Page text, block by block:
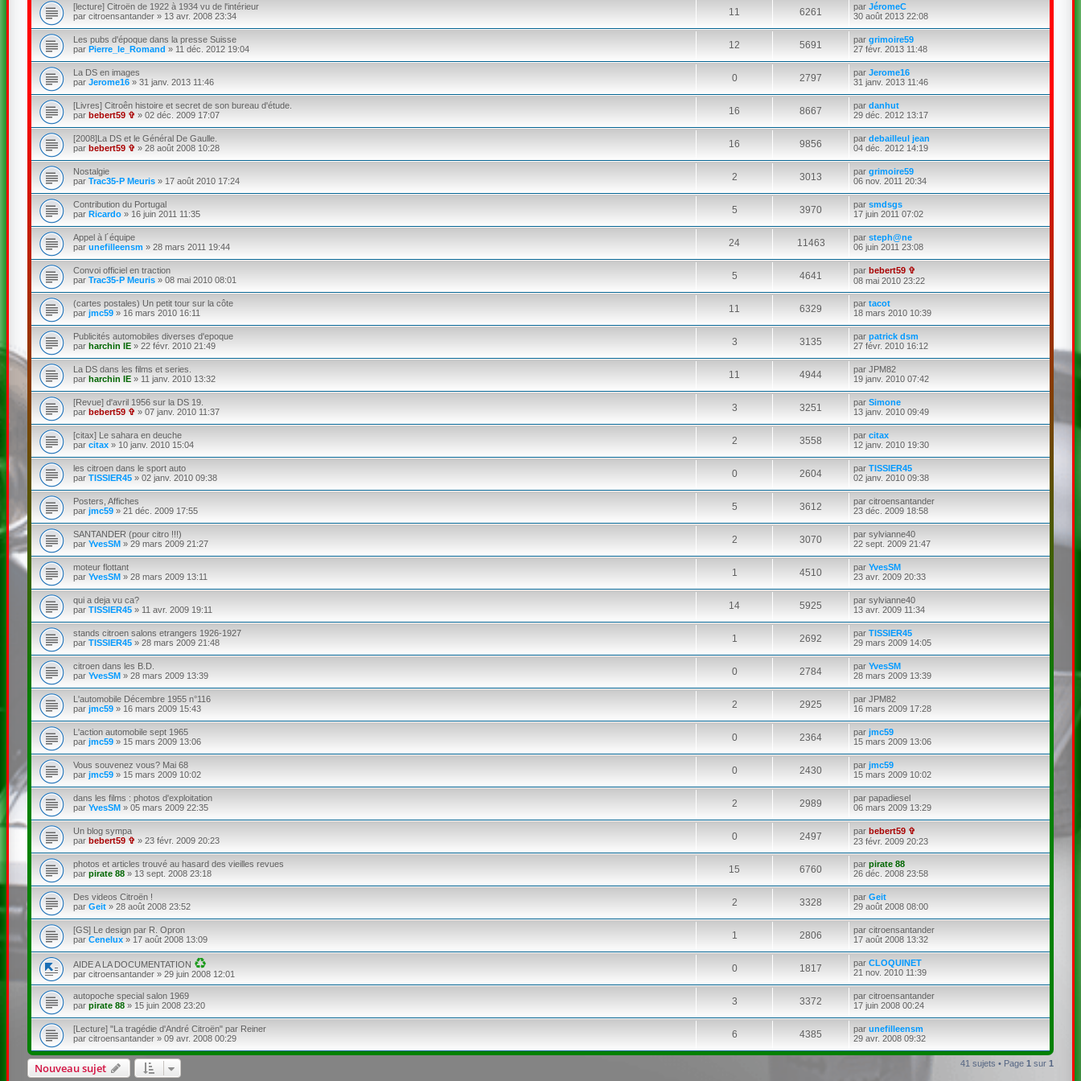
[lecture] Citroën de 1922 à 1934 vu de l'intérieur
par citroensantander» 13 avr. 2008 23:34 11 6261 parJéromeC
30 août 2013 22:08
Les pubs d'époque dans la presse Suisse
par Pierre_le_Romand » 11 déc. 2012 19:04 12 5691 pargrimoire59
27 févr. 2013 11:48
La DS en images
par Jerome16» 31 janv. 2013 11:46 0 2797 parJerome16
31 janv. 2013 11:46
[Livres] Citroên histoire et secret de son bureau d'étude.
par bebert59 ✞ » 02 déc. 2009 17:07 16 8667 pardanhut
29 déc. 2012 13:17
[2008]La DS et le Général De Gaulle.
par bebert59 ✞ » 28 août 2008 10:28 16 9856 pardebailleul jean
04 déc. 2012 14:19
Nostalgie
par Trac35-P Meuris» 17 août 2010 17:24 2 3013 pargrimoire59
06 nov. 2011 20:34
Contribution du Portugal
par Ricardo» 16 juin 2011 11:35 5 3970 parsmdsgs
17 juin 2011 07:02
Appel à l´équipe
par unefilleensm » 28 mars 2011 19:44 24 11463 parsteph@ne
06 juin 2011 23:08
Convoi officiel en traction
par Trac35-P Meuris» 08 mai 2010 08:01 5 4641 parbebert59 ✞
08 mai 2010 23:22
(cartes postales) Un petit tour sur la côte
par jmc59» 16 mars 2010 16:11 11 6329 partacot
18 mars 2010 10:39
Publicités automobiles diverses d'epoque
par harchin IE» 22 févr. 2010 21:49 3 3135 parpatrick dsm
27 févr. 2010 16:12
La DS dans les films et series.
par harchin IE» 11 janv. 2010 13:32 11 4944 parJPM82
19 janv. 2010 07:42
[Revue] d'avril 1956 sur la DS 19.
par bebert59 ✞ » 07 janv. 2010 11:37 3 3251 parSimone
13 janv. 2010 09:49
[citax] Le sahara en deuche
par citax» 10 janv. 2010 15:04 2 3558 parcitax
12 janv. 2010 19:30
les citroen dans le sport auto
par TISSIER45» 02 janv. 2010 09:38 0 2604 parTISSIER45
02 janv. 2010 09:38
Posters, Affiches
par jmc59» 21 déc. 2009 17:55 5 3612 parcitroensantander
23 déc. 2009 18:58
SANTANDER (pour citro !!!)
par YvesSM» 29 mars 2009 21:27 2 3070 parsylvianne40
22 sept. 2009 21:47
moteur flottant
par YvesSM» 28 mars 2009 13:11 1 4510 parYvesSM
23 avr. 2009 20:33
qui a deja vu ca?
par TISSIER45» 11 avr. 2009 19:11 14 5925 parsylvianne40
13 avr. 2009 11:34
stands citroen salons etrangers 1926-1927
par TISSIER45» 28 mars 2009 21:48 1 2692 parTISSIER45
29 mars 2009 14:05
citroen dans les B.D.
par YvesSM» 28 mars 2009 13:39 0 2784 parYvesSM
28 mars 2009 13:39
L'automobile Décembre 1955 n°116
par jmc59» 16 mars 2009 15:43 2 2925 parJPM82
16 mars 2009 17:28
L'action automobile sept 1965
par jmc59» 15 mars 2009 13:06 0 2364 parjmc59
15 mars 2009 13:06
Vous souvenez vous? Mai 68
par jmc59» 15 mars 2009 10:02 0 2430 parjmc59
15 mars 2009 10:02
dans les films : photos d'exploitation
par YvesSM» 05 mars 2009 22:35 2 2989 parpapadiesel
06 mars 2009 13:29
Un blog sympa
par bebert59 ✞ » 23 févr. 2009 20:23 0 2497 parbebert59 ✞
23 févr. 2009 20:23
photos et articles trouvé au hasard des vieilles revues
par pirate 88» 13 sept. 2008 23:18 15 6760 parpirate 88
26 déc. 2008 23:58
Des videos Citroën !
par Geit» 28 août 2008 23:52 2 3328 parGeit
29 août 2008 08:00
[GS] Le design par R. Opron
par Cenelux» 17 août 2008 13:09 1 2806 parcitroensantander
17 août 2008 13:32
AIDE A LA DOCUMENTATION
e
t
a
é
t
é
par citroensantander» 29 juin 2008 12:01 0 1817 parCLOQUINET
21 nov. 2010 11:39
autopoche special salon 1969
par pirate 88» 15 juin 2008 23:20 3 3372 parcitroensantander
17 juin 2008 00:24
[Lecture] "La tragédie d'André Citroën" par Reiner
par citroensantander» 09 avr. 2008 00:29 6 4385 parunefilleensm
29 avr. 2008 09:32
Nouveau sujet 41 sujets • Page1 sur1